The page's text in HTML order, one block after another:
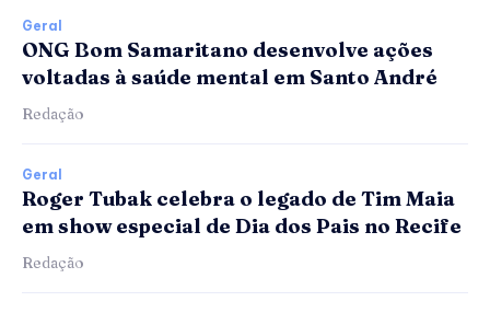
Geral
ONG Bom Samaritano desenvolve ações
voltadas à saúde mental em Santo André
Redação
Geral
Roger Tubak celebra o legado de Tim Maia
em show especial de Dia dos Pais no Recife
Redação